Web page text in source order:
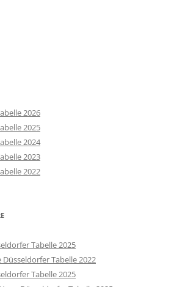
2026
2025
2024
2023
2022
Tabelle 2025
Düsseldorfer Tabelle 2022
Tabelle 2025